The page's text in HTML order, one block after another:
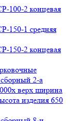
100-2 концевая
150-1 средняя
150-2 концевая
2-а
верх ширина
изделия 650